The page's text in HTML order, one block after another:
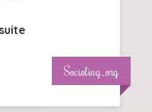
Socioling_org